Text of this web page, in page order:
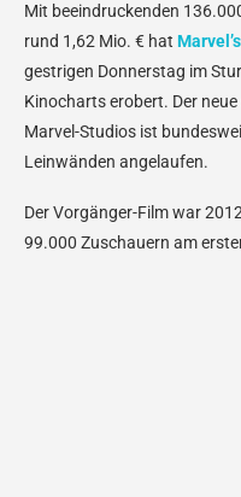
Mit beeindruckenden
rund 1,62 Mio. € hat
gestrigen Donnerstag im
Kinocharts erobert. Der
Marvel-Studios ist
Leinwänden angelaufen.
Der Vorgänger-Film war
99.000 Zuschauern am